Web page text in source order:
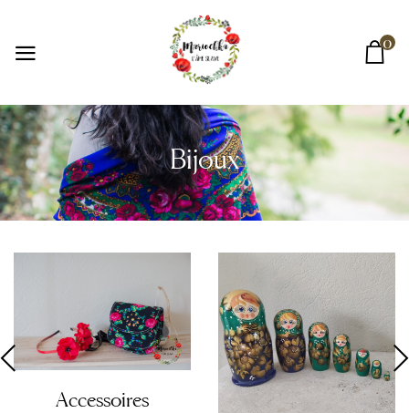
0
Bijoux
Accessoires